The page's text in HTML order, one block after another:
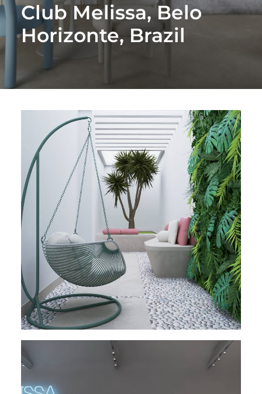
Club Melissa, Belo
Horizonte, Brazil